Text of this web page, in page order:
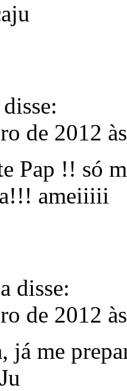
disse:
de 2012
Pap !! só
ameiiiii
disse:
de 2012
já me